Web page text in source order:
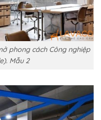
phong cách Công nghiệp
Mẫu 2